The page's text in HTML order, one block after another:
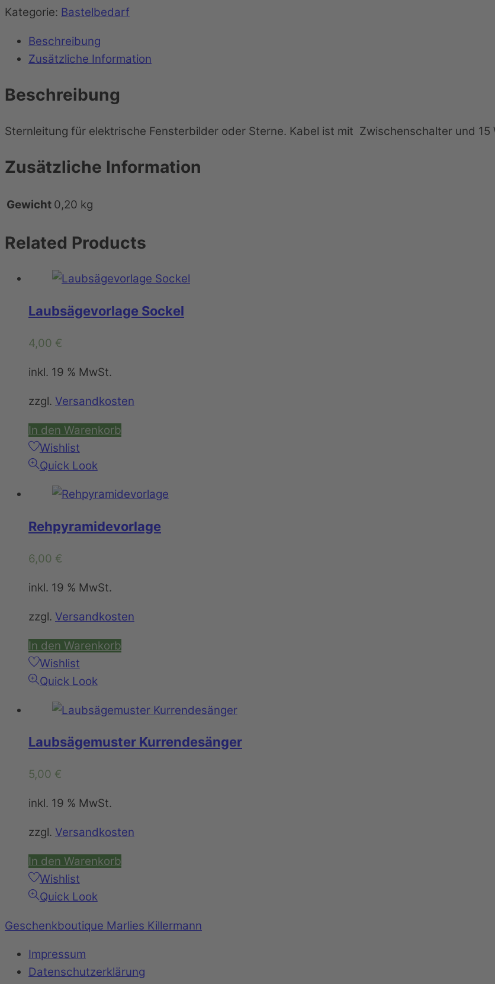
Kategorie: Bastelbedarf
Beschreibung
Zusätzliche Information
Beschreibung
Sternleitung für elektrische Fensterbilder oder Sterne. Kabel ist mit Zwischenschalter und 15
Zusätzliche Information
Gewicht 0,20 kg
Related Products
Laubsägevorlage Sockel
4,00 €
inkl. 19 % MwSt.
zzgl. Versandkosten
In den Warenkorb
Wishlist
Quick Look
Rehpyramidevorlage
6,00 €
inkl. 19 % MwSt.
zzgl. Versandkosten
In den Warenkorb
Wishlist
Quick Look
Laubsägemuster Kurrendesänger
5,00 €
inkl. 19 % MwSt.
zzgl. Versandkosten
In den Warenkorb
Wishlist
Quick Look
Geschenkboutique Marlies Killermann
Impressum
Datenschutzerklärung